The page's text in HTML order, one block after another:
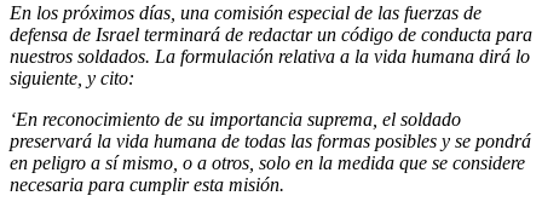
En los próximos días, una comisión especial de las fuerzas de
defensa de Israel terminará de redactar un código de conducta para
nuestros soldados. La formulación relativa a la vida humana dirá lo
siguiente, y cito:
‘En reconocimiento de su importancia suprema, el soldado
preservará la vida humana de todas las formas posibles y se pondrá
en peligro a sí mismo, o a otros, solo en la medida que se considere
necesaria para cumplir esta misión.